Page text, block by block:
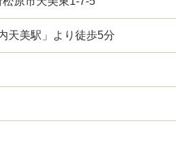
天美駅」より徒歩5分